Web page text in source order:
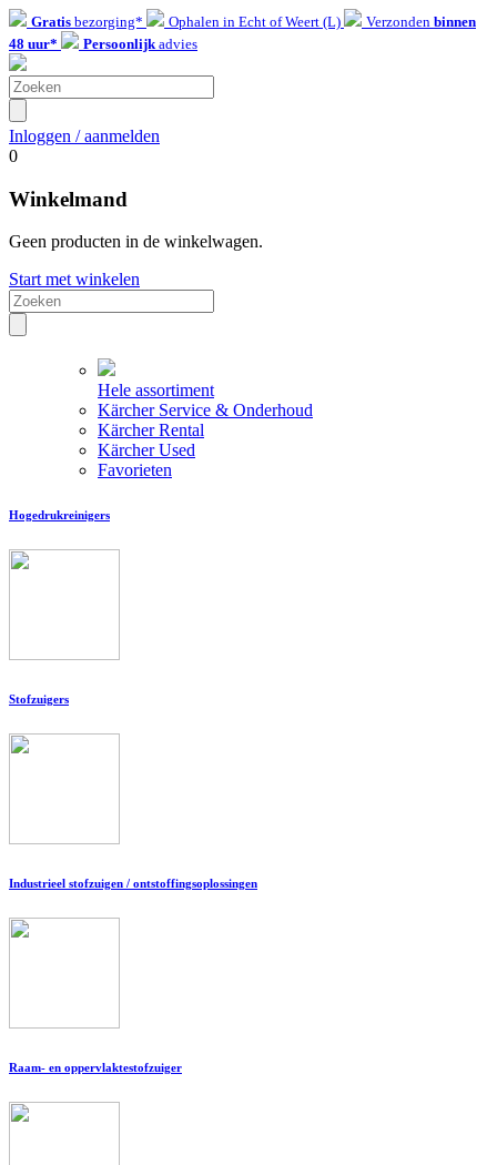
Gratis bezorging* Ophalen in Echt of Weert (L) Verzonden binnen
48 uur*
Persoonlijkadvies
Inloggen / aanmelden
0
Winkelmand
Geen producten in de winkelwagen.
Start met winkelen
Hele assortiment
Kärcher Service & Onderhoud
Kärcher Rental
Kärcher Used
Favorieten
Hogedrukreinigers
Stofzuigers
Industrieel stofzuigen / ontstoffingsoplossingen
Raam- en oppervlaktestofzuiger